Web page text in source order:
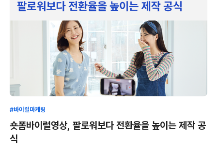
#바이럴마케팅
숏폼바이럴영상, 팔로워보다 전환율을 높이는 제작 공
식